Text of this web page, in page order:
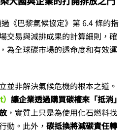
《巴黎氣候協定》第 6.4 條的指
交易與減排成果的計算細則，確
為全球碳市場的透命度和有效運
並非解決氣候危機的根本之道。
讓企業透過購買碳權來「抵消」
，實質上只是為使用化石燃料找
動。此外， 碳抵換將減碳責任轉